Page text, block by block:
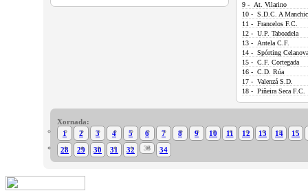
9 - At. Vilarino
10 - S.D.C. A
11 - Francelos F.C.
12 - U.P. Taboadela
13 - Antela C.F.
14 - Spórting Celanova
15 - C.F. Cortegada
16 - C.D. Rúa
17 - Valenzá S.D.
18 - Piñeira Seca F.C.
Xornada:
1
2 3 4 5 6 7 8 9 10 11 12 13 14
15
28
29 30 31 32 33 34